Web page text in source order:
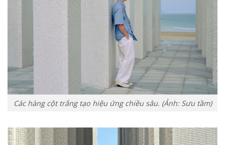
Các hàng cột trắng tạo hiệu ứng chiều sâu. (Ảnh: Sưu tầm)